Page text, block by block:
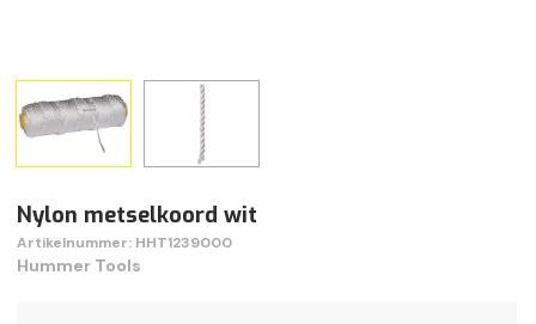
Nylon metselkoord wit
Artikelnummer: HHT1239000
Hummer Tools